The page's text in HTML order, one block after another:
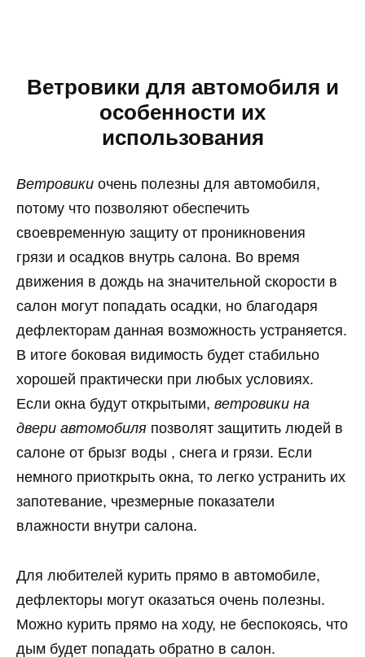
Ветровики для автомобиля и
особенности их
использования
Ветровики очень полезны для автомобиля,
потому что позволяют обеспечить
своевременную защиту от проникновения
грязи и осадков внутрь салона. Во время
движения в дождь на значительной скорости в
салон могут попадать осадки, но благодаря
дефлекторам данная возможность устраняется.
В итоге боковая видимость будет стабильно
хорошей практически при любых условиях.
Если окна будут открытыми, ветровики на
двери автомобиля позволят защитить людей в
салоне от брызг воды , снега и грязи. Если
немного приоткрыть окна, то легко устранить их
запотевание, чрезмерные показатели
влажности внутри салона.
Для любителей курить прямо в автомобиле,
дефлекторы могут оказаться очень полезны.
Можно курить прямо на ходу, не беспокоясь, что
дым будет попадать обратно в салон.